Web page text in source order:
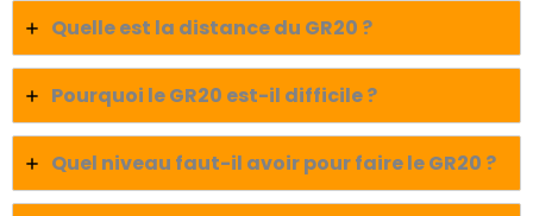
Quelle est la distance du GR20 ?
Pourquoi le GR20 est-il difficile ?
Quel niveau faut-il avoir pour faire le GR20 ?